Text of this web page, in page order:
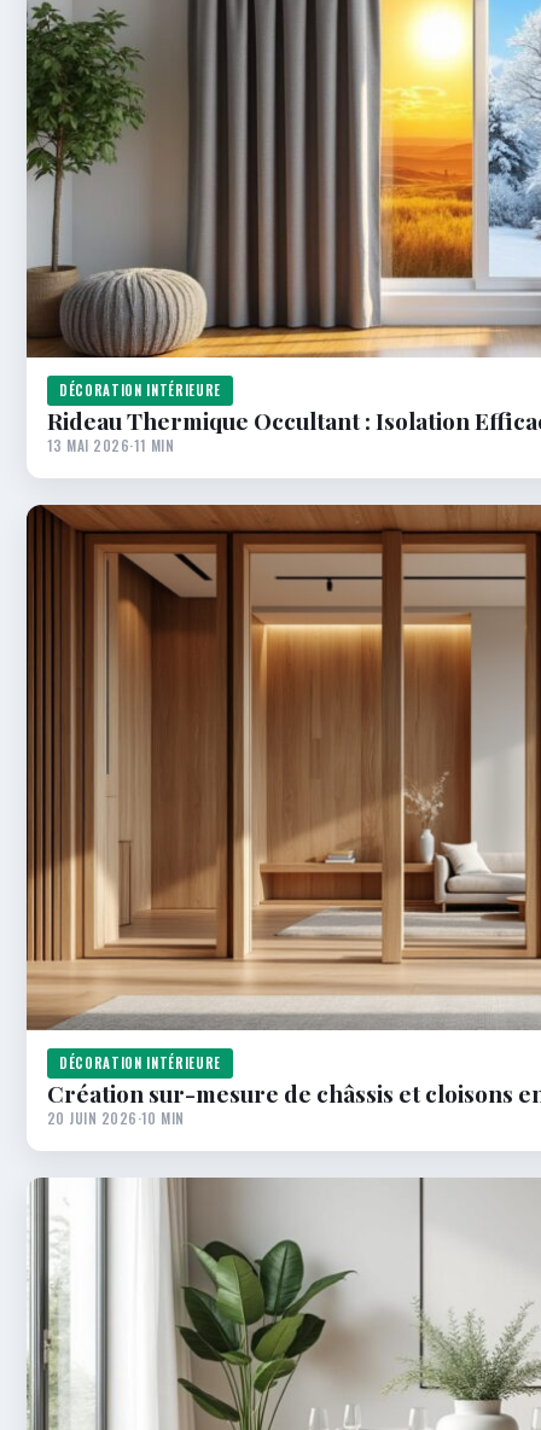
DÉCORATION INTÉRIEURE
Rideau Thermique Occultant : Isolation
13 MAI 2026·11 MIN
DÉCORATION INTÉRIEURE
Création sur-mesure de châssis et cloisons
20 JUIN 2026·10 MIN